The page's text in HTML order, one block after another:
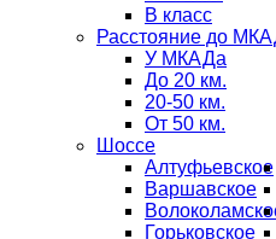
В класс
Расстояние до
У МКАДа
До 20 км.
20-50 км.
От 50 км.
Шоссе
Алтуфьевское
Варшавское
Горьковское